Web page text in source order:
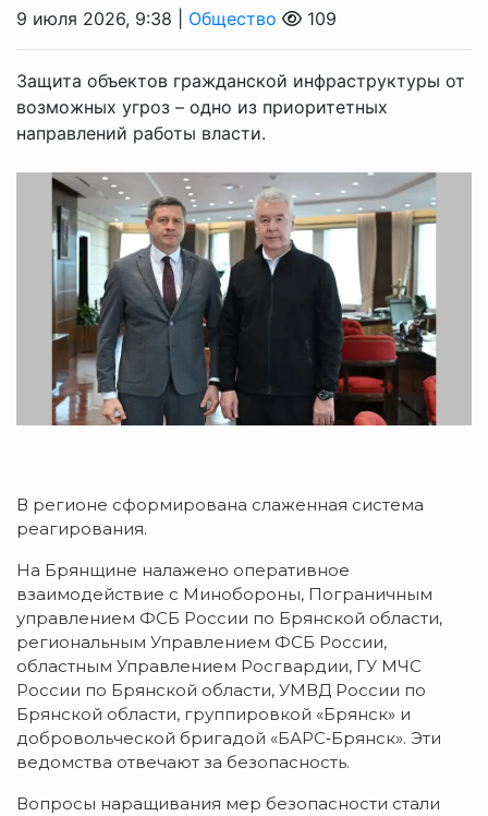
9 июля 2026, 9:38 | Общество 109
Защита объектов гражданской инфраструктуры от
возможных угроз – одно из приоритетных
направлений работы власти.
В регионе сформирована слаженная система
реагирования.
На Брянщине налажено оперативное
взаимодействие с Минобороны, Пограничным
управлением ФСБ России по Брянской области,
региональным Управлением ФСБ России,
областным Управлением Росгвардии, ГУ МЧС
России по Брянской области, УМВД России по
Брянской области, группировкой «Брянск» и
добровольческой бригадой «БАРС‑Брянск». Эти
ведомства отвечают за безопасность.
Вопросы наращивания мер безопасности стали